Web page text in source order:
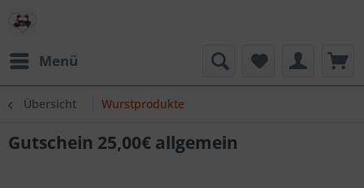
Menü
Übersicht Wurstprodukte
Gutschein 25,00€ allgemein